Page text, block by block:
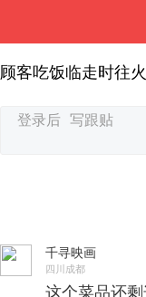
顾客吃饭临走时往
千寻映画
四川成都
这个菜品还